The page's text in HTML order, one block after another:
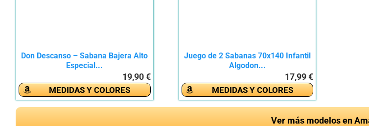
Don Descanso – Sabana Bajera Alto
Especial...
19,90 €
MEDIDAS Y COLORES
Juego de 2 Sabanas 70x140 Infantil
Algodon...
17,99 €
MEDIDAS Y COLORES
Ver más modelos en